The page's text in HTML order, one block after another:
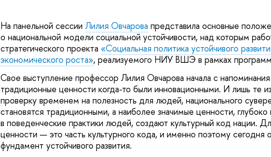
На панельной сессии Лилия Овчарова представила основные
о национальной модели социальной устойчивости, над которым
стратегического проекта «Социальная политика устойчивого
экономического роста», реализуемого НИУ ВШЭ в рамках
Свое выступление профессор Лилия Овчарова начала с
традиционные ценности когда-то были инновационными. И лишь те
проверку временем на полезность для людей, национального
становятся традиционными, а наиболее значимые ценности,
в поведенческие практики людей, создают культурный код нации.
ценности — это часть культурного кода, и именно поэтому
фундамент устойчивого развития.